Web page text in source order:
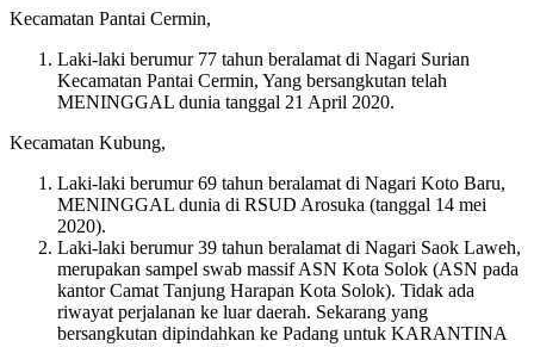
Kecamatan Pantai Cermin,
Laki-laki berumur 77 tahun beralamat di Nagari Surian
Kecamatan Pantai Cermin, Yang bersangkutan telah
MENINGGAL dunia tanggal 21 April 2020.
Kecamatan Kubung,
Laki-laki berumur 69 tahun beralamat di Nagari Koto Baru,
MENINGGAL dunia di RSUD Arosuka (tanggal 14 mei
2020).
Laki-laki berumur 39 tahun beralamat di Nagari Saok Laweh,
merupakan sampel swab massif ASN Kota Solok (ASN pada
kantor Camat Tanjung Harapan Kota Solok). Tidak ada
riwayat perjalanan ke luar daerah. Sekarang yang
bersangkutan dipindahkan ke Padang untuk KARANTINA